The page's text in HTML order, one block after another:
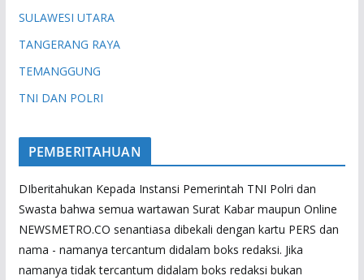
SULAWESI UTARA
TANGERANG RAYA
TEMANGGUNG
TNI DAN POLRI
PEMBERITAHUAN
DIberitahukan Kepada Instansi Pemerintah TNI Polri dan
Swasta bahwa semua wartawan Surat Kabar maupun Online
NEWSMETRO.CO senantiasa dibekali dengan kartu PERS dan
nama - namanya tercantum didalam boks redaksi. Jika
namanya tidak tercantum didalam boks redaksi bukan